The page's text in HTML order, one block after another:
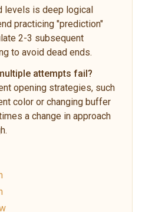
levels is deep logical
practicing "prediction"
2-3 subsequent
to avoid dead ends.
attempts fail?
opening strategies, such
color or changing buffer
a change in approach